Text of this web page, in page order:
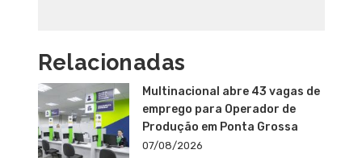
Relacionadas
Multinacional abre 43 vagas de
emprego para Operador de
Produção em Ponta Grossa
07/08/2026